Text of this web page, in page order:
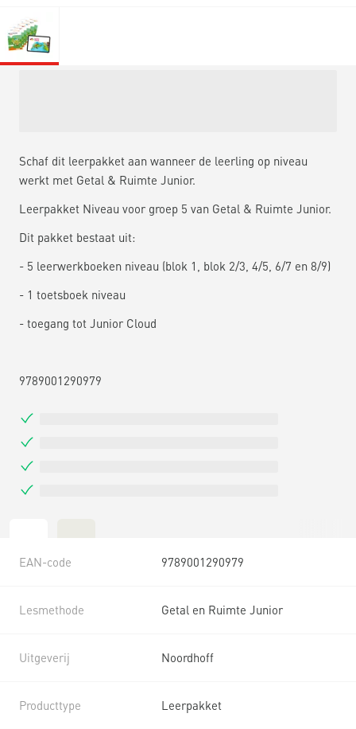
Schaf dit leerpakket aan wanneer de leerling op niveau
werkt met Getal & Ruimte Junior.
Leerpakket Niveau voor groep 5 van Getal & Ruimte Junior.
Dit pakket bestaat uit:
- 5 leerwerkboeken niveau (blok 1, blok 2/3, 4/5, 6/7 en 8/9)
- 1 toetsboek niveau
- toegang tot Junior Cloud
9789001290979
EAN-code 9789001290979
Lesmethode Getal en Ruimte Junior
Uitgeverij Noordhoff
Producttype Leerpakket